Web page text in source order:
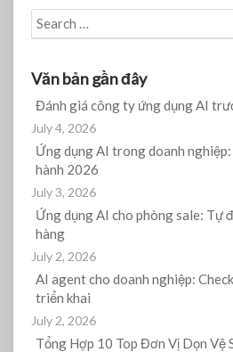
Search
for:
Văn bản gần đây
Đánh giá công ty ứng dụng AI
July 4, 2026
Ứng dụng AI trong doanh
hành 2026
July 3, 2026
Ứng dụng AI cho phòng sale: Tự
hàng
July 2, 2026
AI agent cho doanh nghiệp:
triển khai
July 2, 2026
Tổng Hợp 10 Top Đơn Vị Dọn Vệ